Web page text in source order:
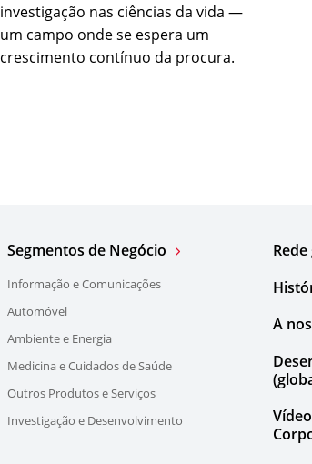
investigação nas ciências da vida —
um campo onde se espera um
crescimento contínuo da procura.
Segmentos de Negócio
Informação e Comunicações
Automóvel
Ambiente e Energia
Medicina e Cuidados de Saúde
Outros Produtos e Serviços
Investigação e Desenvolvimento
A